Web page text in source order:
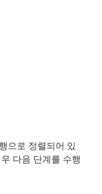
으로 정렬되어 있
다음 단계를 수행